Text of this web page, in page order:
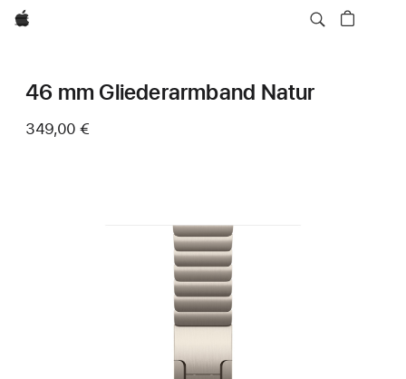
Apple
46 mm Gliederarmband Natur
349,00 €